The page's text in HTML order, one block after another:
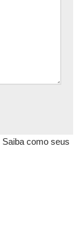
Saiba como seus